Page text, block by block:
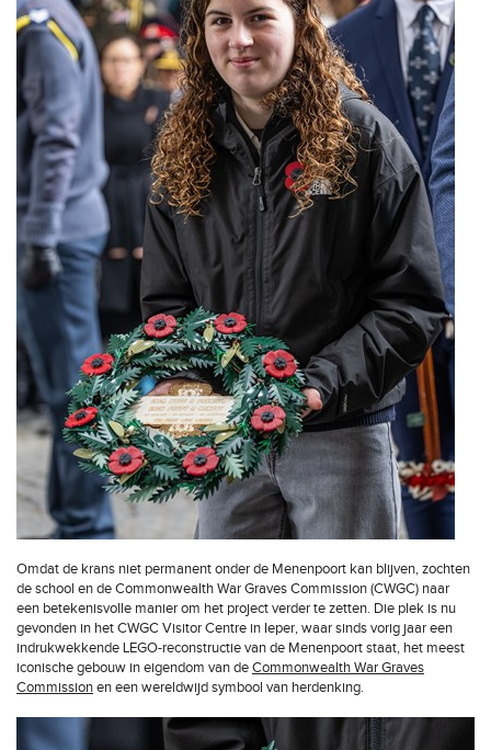
Omdat de krans niet permanent onder de Menenpoort kan blijven, zochten
de school en de Commonwealth War Graves Commission (CWGC) naar
een betekenisvolle manier om het project verder te zetten. Die plek is nu
gevonden in het CWGC Visitor Centre in Ieper, waar sinds vorig jaar een
indrukwekkende LEGO-reconstructie van de Menenpoort staat, het meest
iconische gebouw in eigendom van deCommonwealth War Graves
Commissionen een wereldwijd symbool van herdenking.